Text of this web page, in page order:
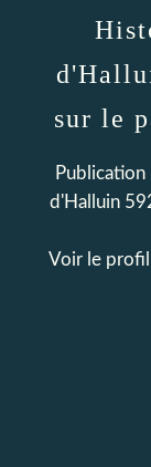
sur le
d'Halluin
Voir le